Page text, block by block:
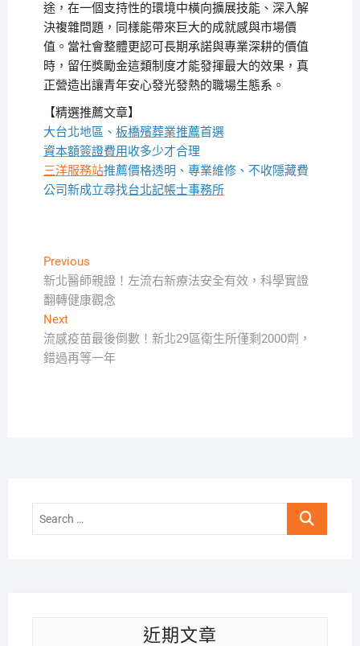
途，在一個支持性的環境中橫向擴展技能、深入解
決複雜問題，同樣能帶來巨大的成就感與市場價
值。當社會整體更認可長期承諾與專業深耕的價值
時，留任獎勵金這類制度才能發揮最大的效果，真
正營造出讓青年安心發光發熱的職場生態系。
【精選推薦文章】
大台北地區、 板橋殯葬業推薦首選
資本額簽證費用收多少才合理
三洋服務站推薦價格透明、專業維修、不收隱藏費
公司新成立尋找台北記帳士事務所
文
章
導
覽
PreviousPrevious
post:
新北醫師親證！左流右新療法安全有效，科學實證
翻轉健康觀念
NextNext
post:
流感疫苗最後倒數！新北29區衛生所僅剩2000劑，
錯過再等一年
Search
近期文章